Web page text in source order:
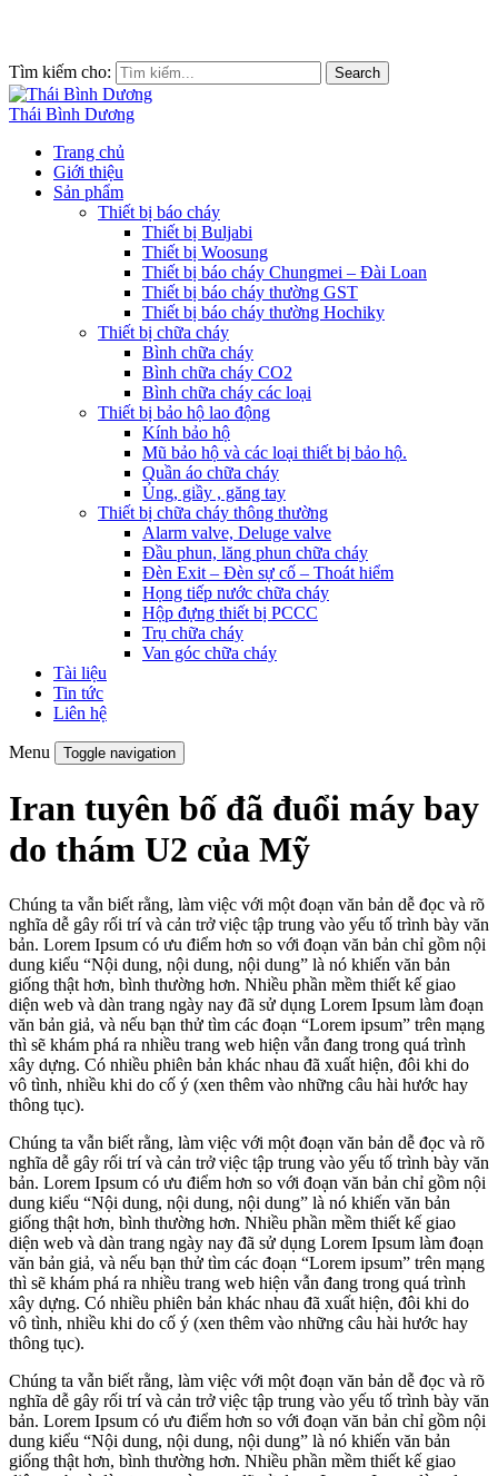
Tìm kiếm cho: Search
Thái Bình Dương
Trang chủ
Giới thiệu
Sản phẩm
Thiết bị báo cháy
Thiết bị Buljabi
Thiết bị Woosung
Thiết bị báo cháy Chungmei – Đài Loan
Thiết bị báo cháy thường GST
Thiết bị báo cháy thường Hochiky
Thiết bị chữa cháy
Bình chữa cháy
Bình chữa cháy CO2
Bình chữa cháy các loại
Thiết bị bảo hộ lao động
Kính bảo hộ
Mũ bảo hộ và các loại thiết bị bảo hộ.
Quần áo chữa cháy
Ủng, giầy , găng tay
Thiết bị chữa cháy thông thường
Alarm valve, Deluge valve
Đầu phun, lăng phun chữa cháy
Đèn Exit – Đèn sự cố – Thoát hiểm
Họng tiếp nước chữa cháy
Hộp đựng thiết bị PCCC
Trụ chữa cháy
Van góc chữa cháy
Tài liệu
Tin tức
Liên hệ
Menu Toggle navigation
Iran tuyên bố đã đuổi máy bay
do thám U2 của Mỹ
Chúng ta vẫn biết rằng, làm việc với một đoạn văn bản dễ đọc và rõ
nghĩa dễ gây rối trí và cản trở việc tập trung vào yếu tố trình bày văn
bản. Lorem Ipsum có ưu điểm hơn so với đoạn văn bản chỉ gồm nội
dung kiểu “Nội dung, nội dung, nội dung” là nó khiến văn bản
giống thật hơn, bình thường hơn. Nhiều phần mềm thiết kế giao
diện web và dàn trang ngày nay đã sử dụng Lorem Ipsum làm đoạn
văn bản giả, và nếu bạn thử tìm các đoạn “Lorem ipsum” trên mạng
thì sẽ khám phá ra nhiều trang web hiện vẫn đang trong quá trình
xây dựng. Có nhiều phiên bản khác nhau đã xuất hiện, đôi khi do
vô tình, nhiều khi do cố ý (xen thêm vào những câu hài hước hay
thông tục).
Chúng ta vẫn biết rằng, làm việc với một đoạn văn bản dễ đọc và rõ
nghĩa dễ gây rối trí và cản trở việc tập trung vào yếu tố trình bày văn
bản. Lorem Ipsum có ưu điểm hơn so với đoạn văn bản chỉ gồm nội
dung kiểu “Nội dung, nội dung, nội dung” là nó khiến văn bản
giống thật hơn, bình thường hơn. Nhiều phần mềm thiết kế giao
diện web và dàn trang ngày nay đã sử dụng Lorem Ipsum làm đoạn
văn bản giả, và nếu bạn thử tìm các đoạn “Lorem ipsum” trên mạng
thì sẽ khám phá ra nhiều trang web hiện vẫn đang trong quá trình
xây dựng. Có nhiều phiên bản khác nhau đã xuất hiện, đôi khi do
vô tình, nhiều khi do cố ý (xen thêm vào những câu hài hước hay
thông tục).
Chúng ta vẫn biết rằng, làm việc với một đoạn văn bản dễ đọc và rõ
nghĩa dễ gây rối trí và cản trở việc tập trung vào yếu tố trình bày văn
bản. Lorem Ipsum có ưu điểm hơn so với đoạn văn bản chỉ gồm nội
dung kiểu “Nội dung, nội dung, nội dung” là nó khiến văn bản
giống thật hơn, bình thường hơn. Nhiều phần mềm thiết kế giao